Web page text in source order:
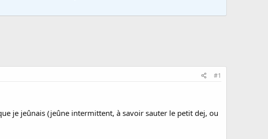
#1
je jeûnais (jeûne intermittent, à savoir sauter le petit dej, ou